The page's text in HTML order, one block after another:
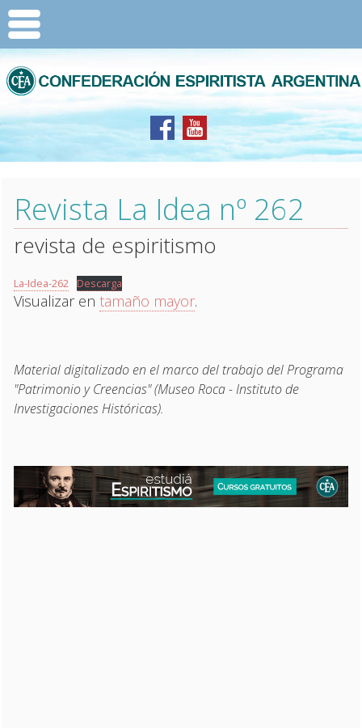
Revista La Idea nº 262
revista de espiritismo
La-Idea-262 Descarga
Visualizar entamaño mayor.
Material digitalizado en el marco del trabajo del Programa
"Patrimonio y Creencias" (Museo Roca - Instituto de
Investigaciones Históricas).